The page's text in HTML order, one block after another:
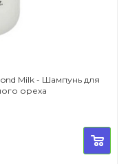
Milk - Шампунь для
ореха